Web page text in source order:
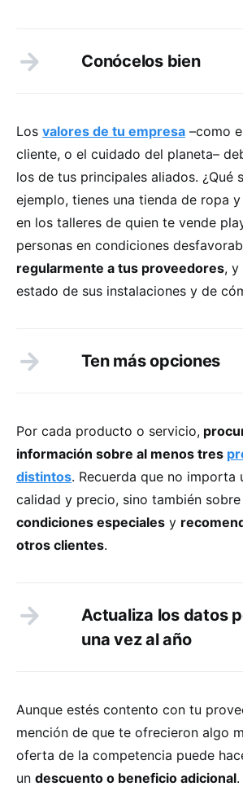
Conócelos bien
Los valores de tu empresa –como
cliente, o el cuidado del planeta–
los de tus principales aliados. ¿Qué
ejemplo, tienes una tienda de ropa
en los talleres de quien te vende
personas en condiciones
regularmente a tus proveedores, y
estado de sus instalaciones y de
Ten más opciones
Por cada producto o servicio,
información sobre al menos tres
distintos. Recuerda que no importa
calidad y precio, sino también sobre
condiciones especiales y
otros clientes.
Actualiza los datos
una vez al año
Aunque estés contento con tu
mención de que te ofrecieron algo
oferta de la competencia puede
un descuento o beneficio adicional.